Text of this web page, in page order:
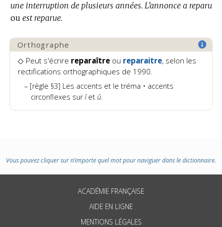
une interruption de plusieurs années. L’annonce a reparu
ou est reparue.
Orthographe
◇ Peut s'écrire reparaître ou reparaitre, selon les
rectifications orthographiques de 1990.
[règle §3] Les accents et le tréma • accents
circonflexes surîetû.
Vous pouvez cliquer sur n’importe quel mot pour naviguer dans le dictionnaire.
ACADÉMIE FRANÇAISE
AIDE EN LIGNE
MENTIONS LÉGALES